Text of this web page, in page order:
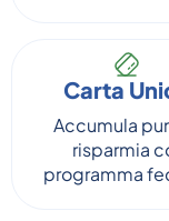
Carta
Accumula
risparmia
programma